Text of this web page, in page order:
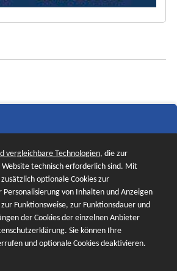
vergleichbare Technologien, die zur
technisch erforderlich sind. Mit
optionale Cookies zur
Personalisierung von Inhalten und Anzeigen
Funktionsweise, zur Funktionsdauer und
der Cookies der einzelnen Anbieter
Sie können Ihre
und optionale Cookies deaktivieren.